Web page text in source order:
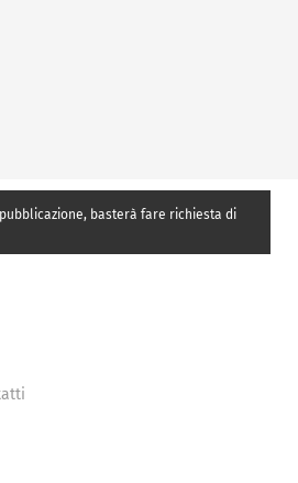
basterà fare richiesta di